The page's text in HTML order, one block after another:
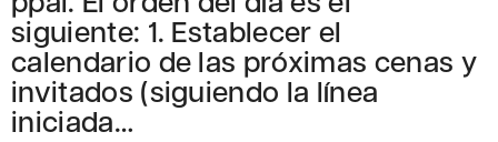
siguiente: 1. Establecer el
calendario de las próximas cenas y
invitados (siguiendo la línea
iniciada…